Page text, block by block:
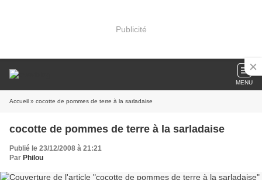
Publicité
MENU
Accueil » cocotte de pommes de terre à la sarladaise
cocotte de pommes de terre à la sarladaise
Publié le 23/12/2008 à 21:21
Par Philou